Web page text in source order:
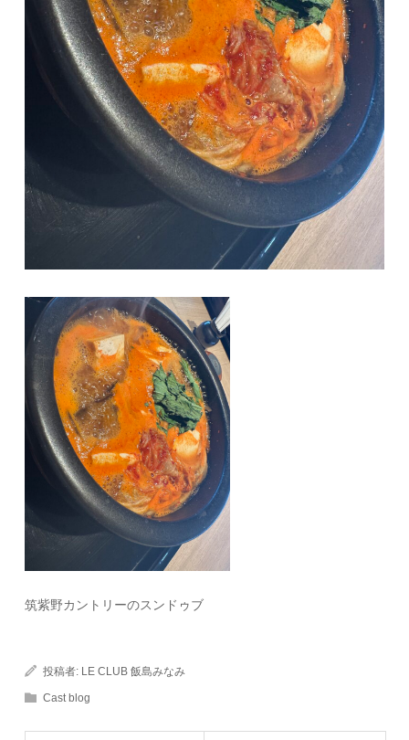
筑紫野カントリーのスンドゥブ
投稿者: LE CLUB 飯島みなみ
Cast blog